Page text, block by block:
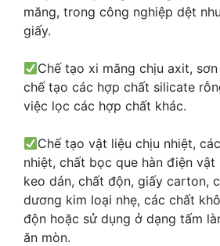
măng, trong công nghiệp dệt
giấy.
Chế tạo xi măng chịu axit,
chế tạo các hợp chất silicate
việc lọc các hợp chất khác.
Chế tạo vật liệu chịu nhiệt,
nhiệt, chất bọc que hàn điện vật
keo dán, chất độn, giấy carton,
dương kim loại nhẹ, các chất
độn hoặc sử dụng ở dạng tấm
ăn mòn.